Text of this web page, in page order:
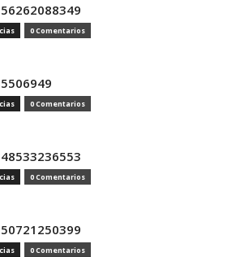
0 Comentarios
0 Comentarios
0 Comentarios
0 Comentarios